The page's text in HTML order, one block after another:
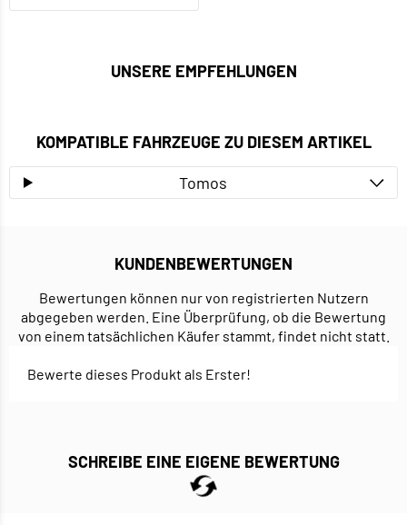
UNSERE EMPFEHLUNGEN
KOMPATIBLE FAHRZEUGE ZU DIESEM ARTIKEL
Tomos
KUNDENBEWERTUNGEN
Bewertungen können nur von registrierten Nutzern
abgegeben werden. Eine Überprüfung, ob die Bewertung
von einem tatsächlichen Käufer stammt, findet nicht statt.
Bewerte dieses Produkt als Erster!
SCHREIBE EINE EIGENE BEWERTUNG